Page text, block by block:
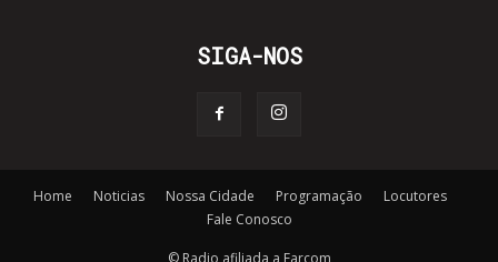
SIGA-NOS
Home Noticias Nossa Cidade Programação
Locutores
Fale Conosco
© Radio afiliada a Farcom